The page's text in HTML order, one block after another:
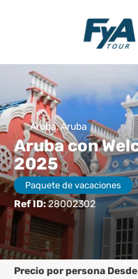
Aruba, Aruba
Aruba con
2025
Paquete de vacaciones
Ref ID:28002302
precio por persona Desde